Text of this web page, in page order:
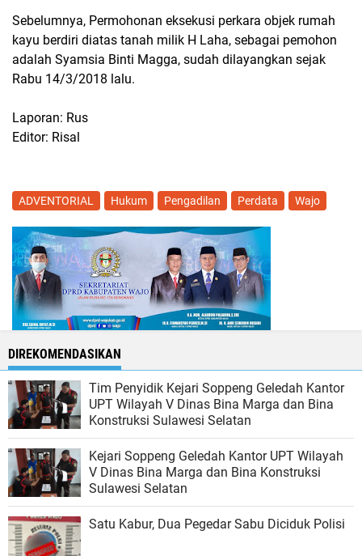
Sebelumnya, Permohonan eksekusi perkara objek rumah
kayu berdiri diatas tanah milik H Laha, sebagai pemohon
adalah Syamsia Binti Magga, sudah dilayangkan sejak
Rabu 14/3/2018 lalu.
Laporan: Rus
Editor: Risal
ADVENTORIAL Hukum Pengadilan Perdata Wajo
DIREKOMENDASIKAN
Tim Penyidik Kejari Soppeng Geledah Kantor
UPT Wilayah V Dinas Bina Marga dan Bina
Konstruksi Sulawesi Selatan
Kejari Soppeng Geledah Kantor UPT Wilayah
V Dinas Bina Marga dan Bina Konstruksi
Sulawesi Selatan
Satu Kabur, Dua Pegedar Sabu Diciduk Polisi